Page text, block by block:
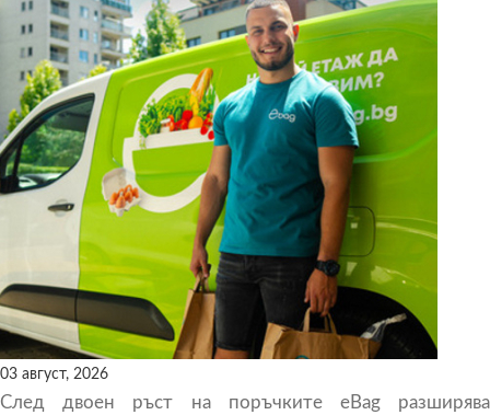
03 август, 2026
След двоен ръст на поръчките eBag разширява